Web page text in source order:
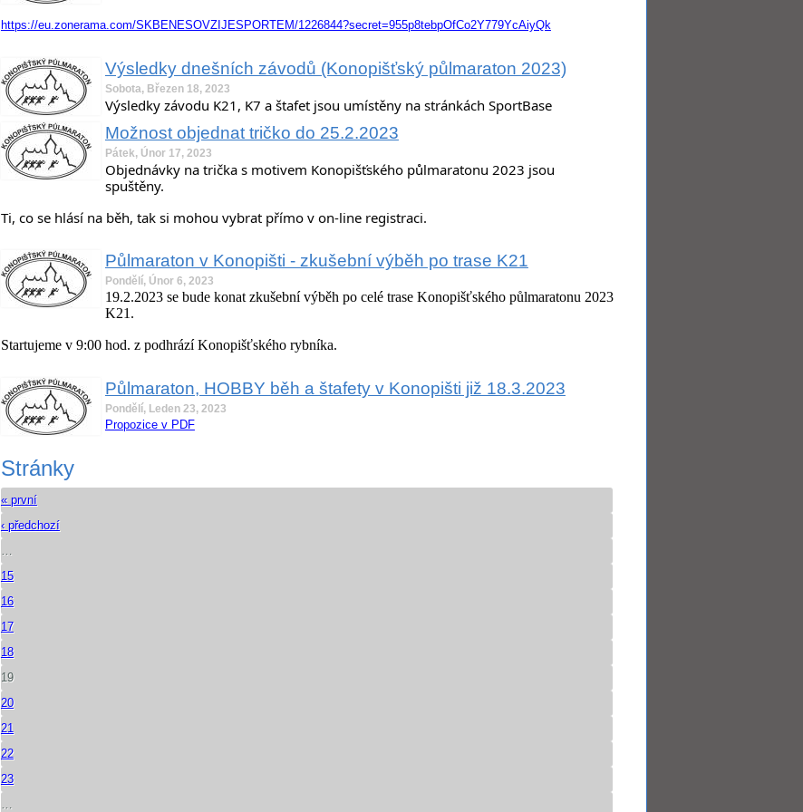
https://eu.zonerama.com/SKBENESOVZIJESPORTEM/1226844?secret=955p8tebpOfCo2Y779YcAiyQk
Výsledky dnešních závodů (Konopišťský půlmaraton 2023)
Sobota, Březen 18, 2023
Výsledky závodu K21, K7 a štafet jsou umístěny na stránkách SportBase
Možnost objednat tričko do 25.2.2023
Pátek, Únor 17, 2023
Objednávky na trička s motivem Konopišťského půlmaratonu 2023 jsou
spuštěny.
Ti, co se hlásí na běh, tak si mohou vybrat přímo v on-line registraci.
Půlmaraton v Konopišti - zkušební výběh po trase K21
Pondělí, Únor 6, 2023
19.2.2023 se bude konat zkušební výběh po celé trase Konopišťského půlmaratonu 2023
K21.
Startujeme v 9:00 hod. z podhrází Konopišťského rybníka.
Půlmaraton, HOBBY běh a štafety v Konopišti již 18.3.2023
Pondělí, Leden 23, 2023
Propozice v PDF
Stránky
« první
‹ předchozí
15
16
17
18
19
20
21
22
23